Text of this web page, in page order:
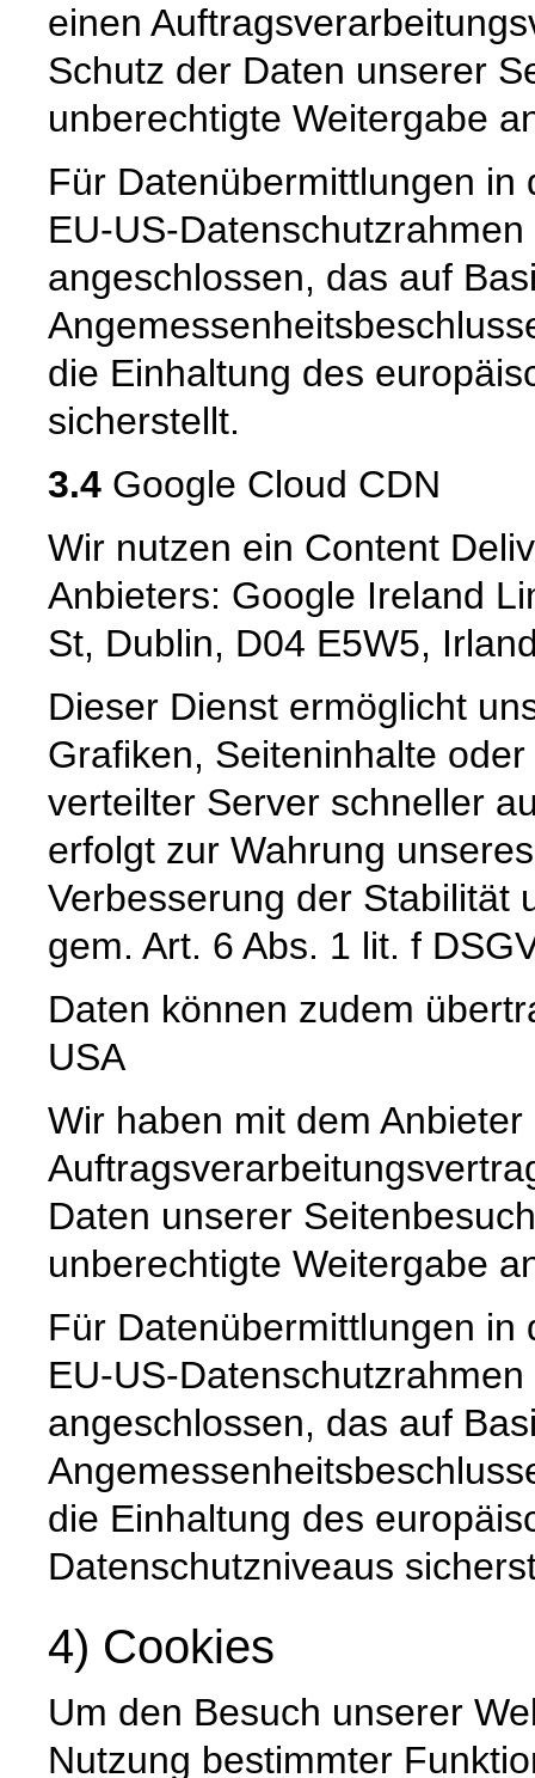
einen
Schutz der Daten unserer
unberechtigte Weitergabe
Für Datenübermittlungen in
EU-US-
angeschlossen, das auf
die Einhaltung des
sicherstellt.
3.4 Google Cloud CDN
Wir nutzen ein Content
Anbieters: Google Ireland
St, Dublin, D04 E5W5,
Dieser Dienst ermöglicht
Grafiken, Seiteninhalte
verteilter Server schneller
erfolgt zur Wahrung
Verbesserung der Stabilität
gem. Art. 6 Abs. 1 lit. f
Daten können zudem
USA
Wir haben mit dem Anbieter
Daten unserer
unberechtigte Weitergabe
Für Datenübermittlungen in
EU-US-
angeschlossen, das auf
die Einhaltung des
Datenschutzniveaus
4) Cookies
Um den Besuch unserer
Nutzung bestimmter